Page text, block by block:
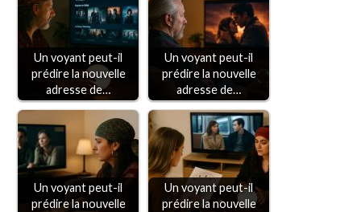
Un voyant peut-il
prédire la nouvelle
adresse de…
Un voyant peut-il
prédire la nouvelle
adresse de…
Un voyant peut-il
prédire la nouvelle
Un voyant peut-il
prédire la nouvelle